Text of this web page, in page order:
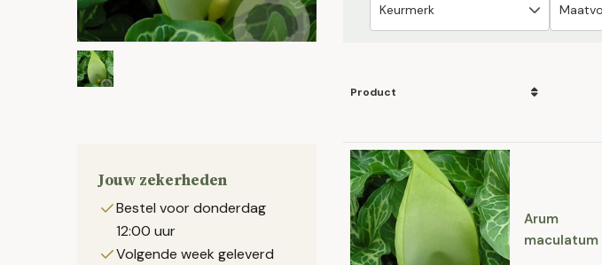
Jouw zekerheden
Bestel voor donderdag
12:00 uur
Volgende week geleverd
Product
Arum
maculatum